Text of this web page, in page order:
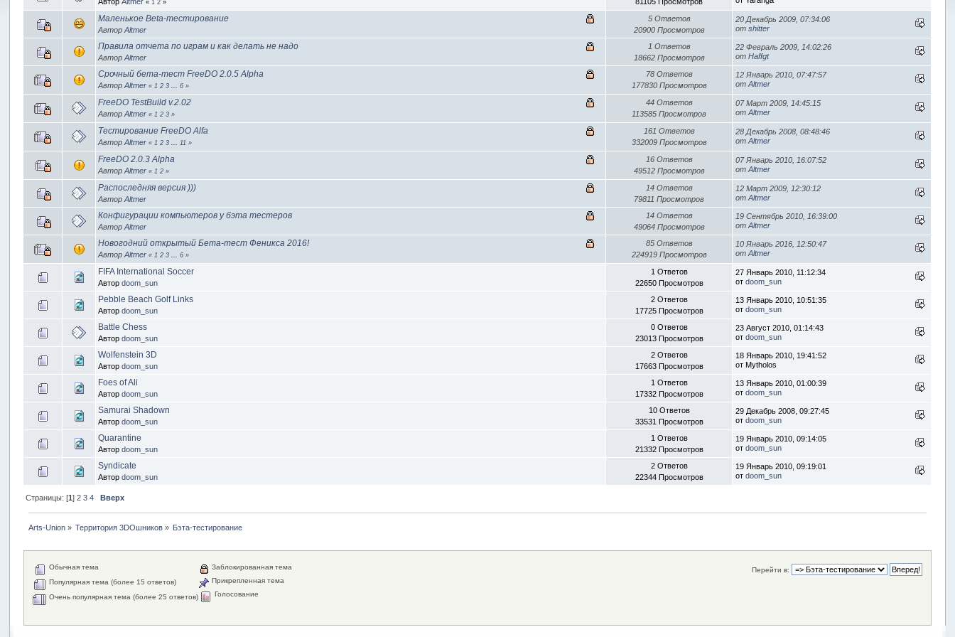
« 1 2 »
Маленькое Beta-тестирование
АвторAltmer
5 Ответов
20900 Просмотров
20 Декабрь 2009, 07:34:06
отshitter
Правила отчета по играм и как делать не надо
АвторAltmer
1 Ответов
18662 Просмотров
22 Февраль 2009, 14:02:26
отHaffgt
Срочный бета-тест FreeDO 2.0.5 Alpha
АвторAltmer « 1 2 3 ...6 »
78 Ответов
177830 Просмотров
12 Январь 2010, 07:47:57
отAltmer
FreeDO TestBuild v.2.02
АвторAltmer « 1 2 3 »
44 Ответов
113585 Просмотров
07 Март 2009, 14:45:15
отAltmer
Тестирование FreeDO Alfa
АвторAltmer « 1 2 3 11 »
161 Ответов
332009 Просмотров
28 Декабрь 2008, 08:48:46
отAltmer
FreeDO 2.0.3 Alpha
АвторAltmer « 1 2 »
16 Ответов
49512 Просмотров
07 Январь 2010, 16:07:52
отAltmer
Распоследняя версия )))
АвторAltmer
14 Ответов
79811 Просмотров
12 Март 2009, 12:30:12
отAltmer
Конфигурации компьютеров у бэта тестеров
АвторAltmer
14 Ответов
49064 Просмотров
19 Сентябрь 2010, 16:39:00
отAltmer
Новогодний открытый Бета-тест Феникса 2016!
АвторAltmer « 1 2 3 ...6 »
85 Ответов
224919 Просмотров
10 Январь 2016, 12:50:47
отAltmer
FIFA International Soccer
Авторdoom_sun
1 Ответов
22650 Просмотров
27 Январь 2010, 11:12:34
отdoom_sun
Pebble Beach Golf Links
Авторdoom_sun
2 Ответов
17725 Просмотров
13 Январь 2010, 10:51:35
отdoom_sun
Battle Chess
Авторdoom_sun
0 Ответов
23013 Просмотров
23 Август 2010, 01:14:43
отdoom_sun
Wolfenstein 3D
Авторdoom_sun
2 Ответов
17663 Просмотров
18 Январь 2010, 19:41:52
от Mytholos
Foes of Ali
Авторdoom_sun
1 Ответов
17332 Просмотров
13 Январь 2010, 01:00:39
отdoom_sun
Samurai Shadown
Авторdoom_sun
10 Ответов
33531 Просмотров
29 Декабрь 2008, 09:27:45
отdoom_sun
Quarantine
Авторdoom_sun
1 Ответов
21332 Просмотров
19 Январь 2010, 09:14:05
отdoom_sun
Syndicate
Авторdoom_sun
2 Ответов
22344 Просмотров
19 Январь 2010, 09:19:01
отdoom_sun
Страницы: [1] 2 3 4 Вверх
Arts-Union» Территория 3DOшников » Бэта-тестирование
Перейти в:
Обычная тема
Популярная тема (более 15 ответов)
Очень популярная тема (более 25 ответов)
Заблокированная тема
Прикрепленная тема
Голосование